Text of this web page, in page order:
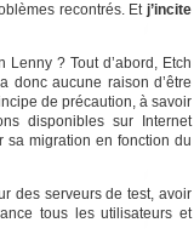
recontrés. Et j’incite
? Tout d’abord, Etch
donc aucune raison d’être
de précaution, à savoir
disponibles sur Internet
sa migration en fonction du
des serveurs de test, avoir
tous les utilisateurs et